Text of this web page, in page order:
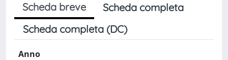
Scheda breve
Scheda completa
Scheda completa (DC)
Anno